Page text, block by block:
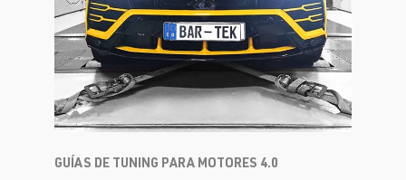
GUÍAS DE TUNING PARA MOTORES 4.0